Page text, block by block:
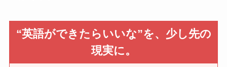
“英語ができたらいいな”を、少し先の
現実に。